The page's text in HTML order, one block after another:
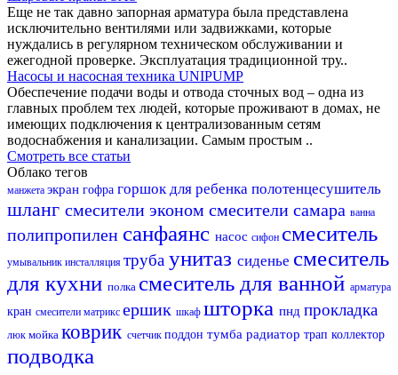
Еще не так давно запорная арматура была представлена
исключительно вентилями или задвижками, которые
нуждались в регулярном техническом обслуживании и
ежегодной проверке. Эксплуатация традиционной тру..
Насосы и насосная техника UNIPUMP
Обеспечение подачи воды и отвода сточных вод – одна из
главных проблем тех людей, которые проживают в домах, не
имеющих подключения к централизованным сетям
водоснабжения и канализации. Самым простым ..
Смотреть все статьи
Облако тегов
манжета экран гофра горшок для ребенка полотенцесушитель
шланг смесители эконом смесители самара ванна
полипропилен санфаянс насос сифон смеситель
умывальник инсталляция труба унитаз сиденье смеситель
для кухни полка смеситель для ванной арматура
кран смесители матрикс ершик шкаф шторка пнд прокладка
люк мойка коврик счетчик поддон тумба радиатор трап коллектор
подводка